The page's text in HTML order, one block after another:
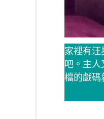
家裡有汪
吧。主人
檔的戲